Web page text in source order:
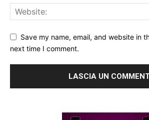
Save my name, email, and website in
next time I comment.